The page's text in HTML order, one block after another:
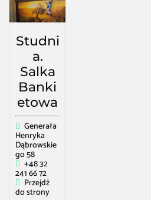
Studni
a.
Salka
Banki
etowa
Generała
Henryka
Dąbrowskie
go 58
+48 32
241 66 72
Przejdź
do strony